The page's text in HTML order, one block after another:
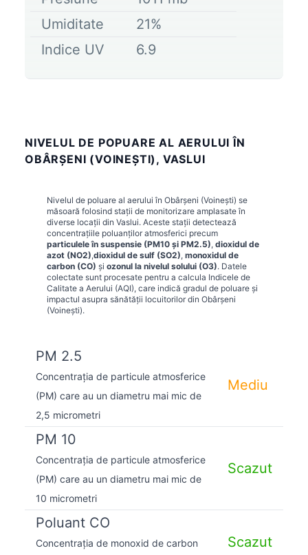
Umiditate
21%
Indice UV
6.9
NIVELUL DE POPUARE AL AERULUI ÎN
OBÂRŞENI (VOINEŞTI), VASLUI
Nivelul de poluare al aerului în Obârşeni (Voineşti) se
măsoară folosind stații de monitorizare amplasate în
diverse locații din Vaslui. Aceste stații detectează
concentrațiile poluanților atmosferici precum
particulele în suspensie (PM10 și PM2.5), dioxidul de
azot (NO2),dioxidul de sulf (SO2), monoxidul de
carbon (CO) și ozonul la nivelul solului (O3). Datele
colectate sunt procesate pentru a calcula Indicele de
Calitate a Aerului (AQI), care indică gradul de poluare și
impactul asupra sănătății locuitorilor din Obârşeni
(Voineşti).
PM 2.5
Concentrația de particule atmosferice
(PM) care au un diametru mai mic de
2,5 micrometri
Mediu
PM 10
Concentrația de particule atmosferice
(PM) care au un diametru mai mic de
10 micrometri
Scazut
Poluant CO
Concentrația de monoxid de carbon
Scazut